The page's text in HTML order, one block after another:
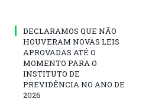
DECLARAMOS QUE NÃO
HOUVERAM NOVAS LEIS
APROVADAS ATÉ O
MOMENTO PARA O
INSTITUTO DE
PREVIDÊNCIA NO ANO DE
2026